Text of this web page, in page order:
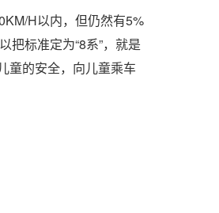
H以内，但仍然有5%
把标准定为“8系”，就是
童的安全，向儿童乘车